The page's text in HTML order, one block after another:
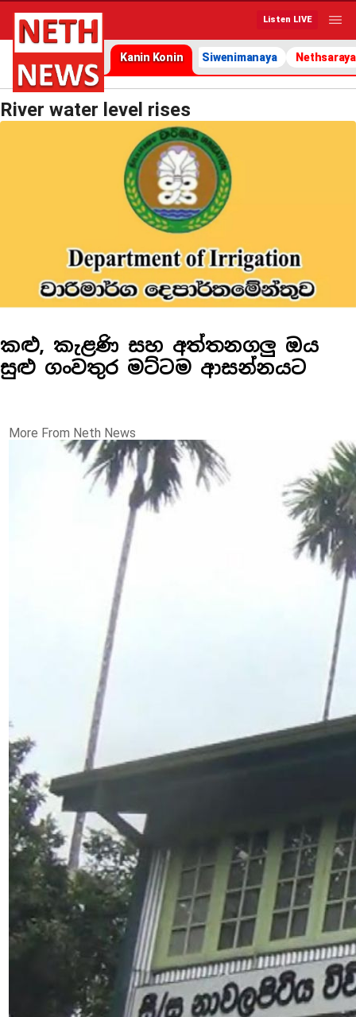
Listen LIVE
Kanin Konin Siwenimanaya Nethsaraya
River water level rises
කළු, කැළණි සහ අත්තනගලු ඔය
සුළු ගංවතුර මට්ටම ආසන්නයට
More From Neth News